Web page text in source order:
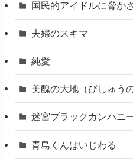
国民的アイドルに脅か
夫婦のスキマ
純愛
美醜の大地（びしゅう
迷宮ブラックカンパニ
青島くんはいじわる